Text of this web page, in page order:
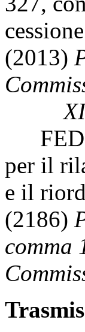
(2013)
per il
e il
(2186)
comma